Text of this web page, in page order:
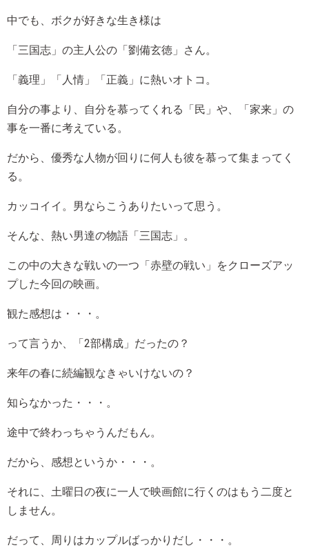
中でも、ボクが好きな生き様は
「三国志」の主人公の「劉備玄徳」さん。
「義理」「人情」「正義」に熱いオトコ。
自分の事より、自分を慕ってくれる「民」や、「家来」の
事を一番に考えている。
だから、優秀な人物が回りに何人も彼を慕って集まってく
る。
カッコイイ。男ならこうありたいって思う。
そんな、熱い男達の物語「三国志」。
この中の大きな戦いの一つ「赤壁の戦い」をクローズアッ
プした今回の映画。
観た感想は・・・。
って言うか、「2部構成」だったの？
来年の春に続編観なきゃいけないの？
知らなかった・・・。
途中で終わっちゃうんだもん。
だから、感想というか・・・。
それに、土曜日の夜に一人で映画館に行くのはもう二度と
しません。
だって、周りはカップルばっかりだし・・・。